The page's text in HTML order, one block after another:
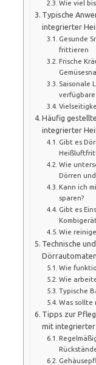
Wie viel
Typische
integrierter
Gesunde
frittieren
Frische
Saisonale
Häufig
integrierter
Gibt es
Wie
Dörren
Kann ich
sparen?
Gibt es
Wie
Technische
Wie
Wie
Typische
Was sollte
Tipps zur
mit